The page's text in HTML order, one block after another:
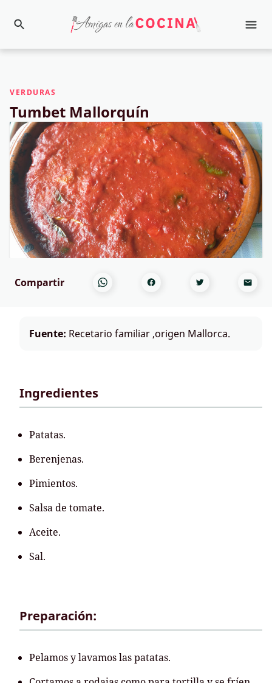
VERDURAS
Tumbet Mallorquín
Compartir
Fuente: Recetario familiar ,origen Mallorca.
Ingredientes
Patatas.
Berenjenas.
Pimientos.
Salsa de tomate.
Aceite.
Sal.
Preparación:
Pelamos y lavamos las patatas.